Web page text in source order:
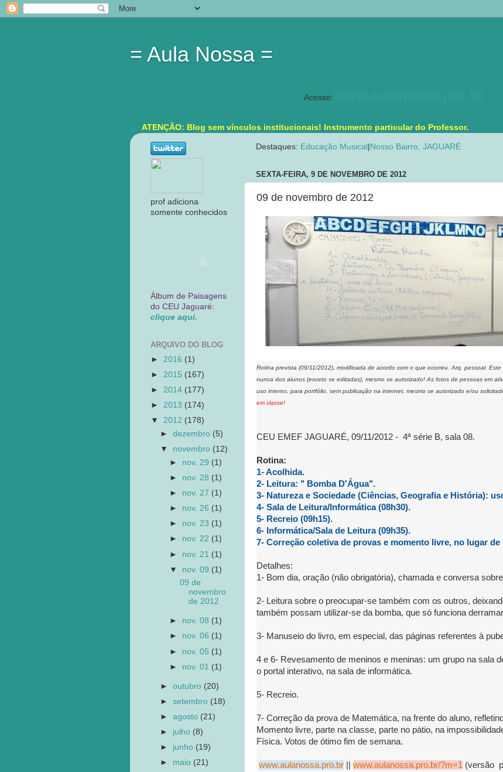
= Aula Nossa =
Acesse:
ATENÇÃO: Blog sem vínculos institucionais! Instrumento particular do Professor.
Destaques: Educação Musical Nosso Bairro, JAGUARÉ
SEXTA-FEIRA, 9 DE NOVEMBRO DE 2012
09 de novembro de 2012
Rotina prevista (09/11/2012), modificada de acordo com o que ocorreu. Arq. pessoal.
nunca dos alunos (exceto se editadas), mesmo se autorizado! As fotos de pessoas em
uso interno, para portfólio, sem publicação na internet, mesmo se autorizado e/ou
em classe!
CEU EMEF JAGUARÉ, 09/11/2012 - 4ª série B, sala 08.
Rotina:
1- Acolhida.
2- Leitura: " Bomba D'Água".
3- Natureza e Sociedade (Ciências, Geografia e História):
4- Sala de Leitura/Informática (08h30).
5- Recreio (09h15).
6- Informática/Sala de Leitura (09h35).
7- Correção coletiva de provas e momento livre, no lugar de
Detalhes:
1- Bom dia, oração (não obrigatória), chamada e conversa
2- Leitura sobre o preocupar-se também com os outros,
também possam utilizar-se da bomba, que só funciona
3- Manuseio do livro, em especial, das páginas referentes à
4 e 6- Revesamento de meninos e meninas: um grupo na sala
o portal interativo, na sala de informática.
5- Recreio.
7- Correção da prova de Matemática, na frente do aluno,
Momento livre, parte na classe, parte no pátio, na
Física. Votos de ótimo fim de semana.
www.aulanossa.pro.br || www.aulanossa.pro.br/?m=1 (versão
prof adiciona
somente conhecidos
Álbum de Paisagens
do CEU Jaguaré:
clique aqui.
ARQUIVO DO BLOG
► 2016 (1)
► 2015 (167)
► 2014 (177)
► 2013 (174)
▼ 2012 (178)
►dezembro (5)
▼ novembro (12)
► nov. 29 (1)
► nov. 28 (1)
► nov. 27 (1)
► nov. 26 (1)
► nov. 23 (1)
► nov. 22 (1)
► nov. 21 (1)
▼ nov. 09 (1)
09 de
novembro
de 2012
► nov. 08 (1)
► nov. 06 (1)
► nov. 05 (1)
► nov. 01 (1)
►outubro (20)
►setembro (18)
►agosto (21)
► julho (8)
► junho (19)
► maio (21)